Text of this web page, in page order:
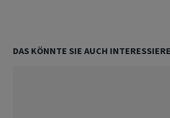
DAS KÖNNTE SIE AUCH